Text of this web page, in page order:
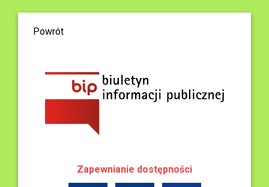
Powrót
Zapewnianie dostępności